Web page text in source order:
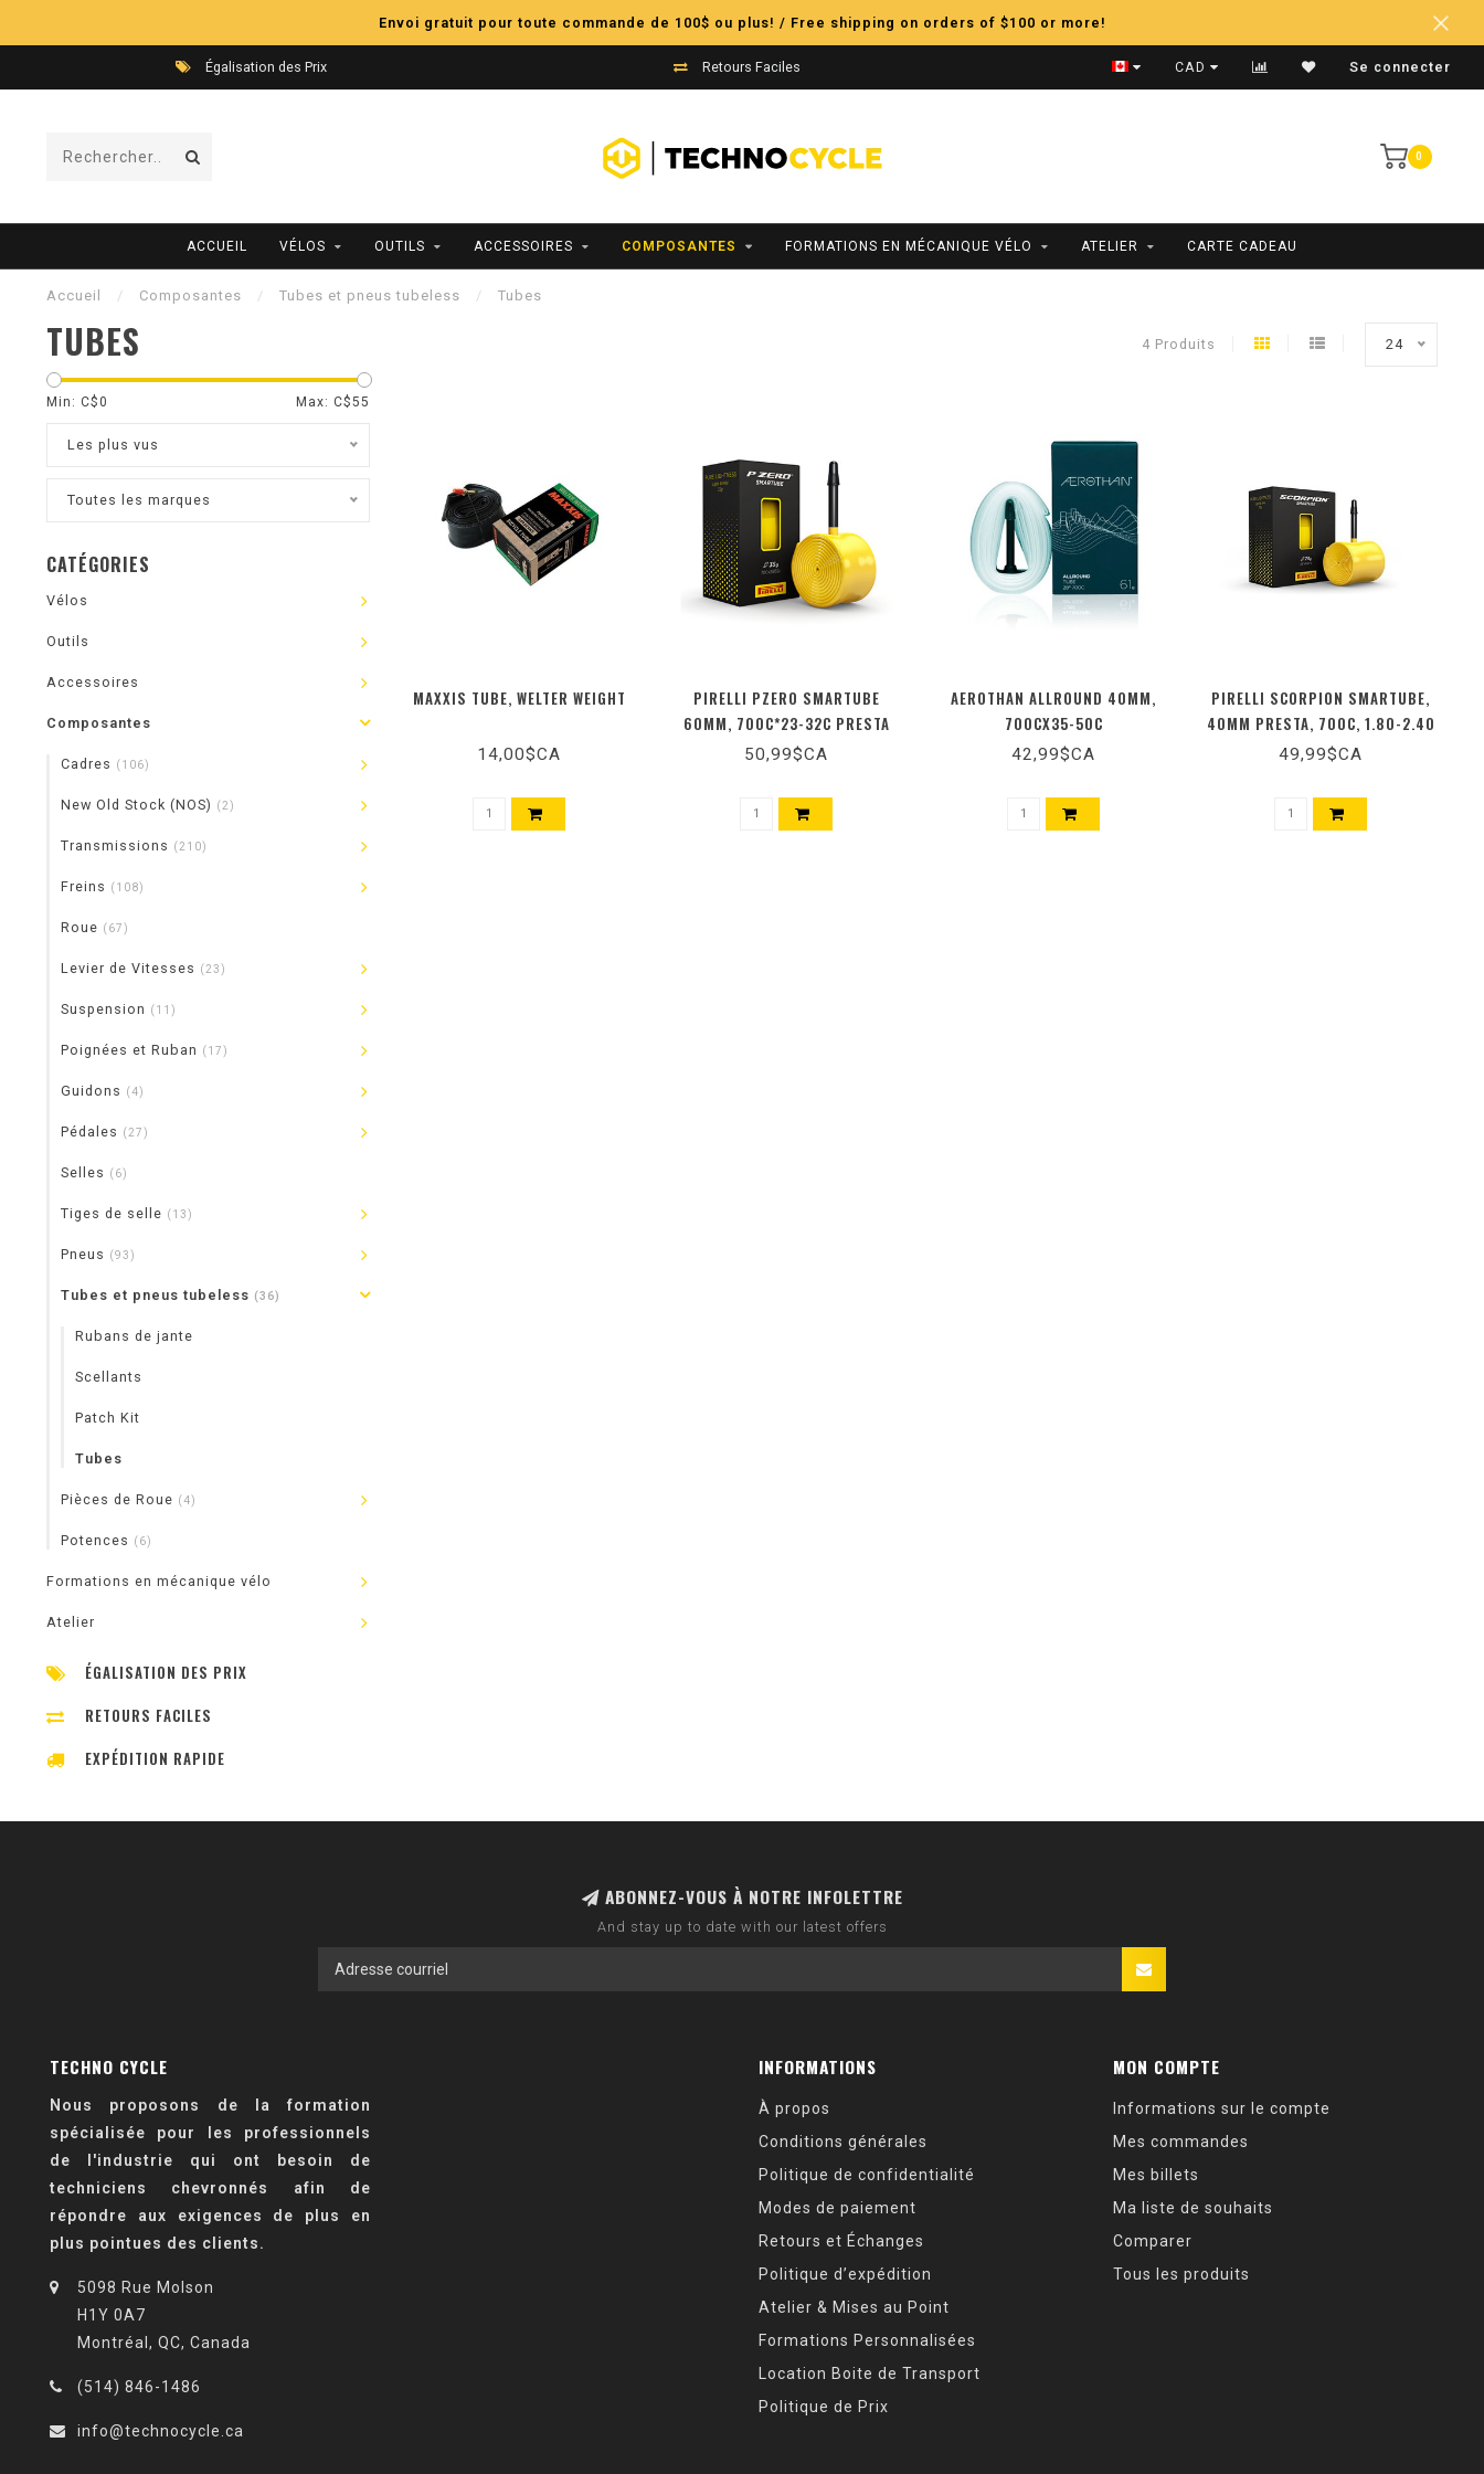
Envoi gratuit pour toute commande de 100$ ou plus! / Free shipping on orders of $100 or more!
Égalisation des Prix Retours Faciles Expédition Rapide
CAD Se connecter
0
ACCUEIL VÉLOS OUTILS ACCESSOIRES COMPOSANTES FORMATIONS EN MÉCANIQUE VÉLO ATELIER CARTE CADEAU
Accueil / Composantes / Tubes et pneus tubeless / Tubes
TUBES 4 Produits 24
Min: C$0 Max: C$55
Les plus vus
Toutes les marques
CATÉGORIES
Vélos
Outils
Accessoires
Composantes
Cadres (106)
New Old Stock (NOS) (2)
Transmissions (210)
Freins (108)
Roue (67)
Levier de Vitesses (23)
Suspension (11)
Poignées et Ruban (17)
Guidons (4)
Pédales (27)
Selles (6)
Tiges de selle (13)
Pneus (93)
Tubes et pneus tubeless (36)
Rubans de jante
Scellants
Patch Kit
Tubes
Pièces de Roue (4)
Potences (6)
Formations en mécanique vélo
Atelier
ÉGALISATION DES PRIX
RETOURS FACILES
EXPÉDITION RAPIDE
MAXXIS TUBE, WELTER WEIGHT
14,00$CA
PIRELLI PZERO SMARTUBE
60MM, 700C*23-32C PRESTA
50,99$CA
AEROTHAN ALLROUND 40MM,
700CX35-50C
42,99$CA
PIRELLI SCORPION SMARTUBE,
40MM PRESTA, 700C, 1.80-2.40
49,99$CA
ABONNEZ-VOUS À NOTRE INFOLETTRE
And stay up to date with our latest offers
TECHNO CYCLE
Nous proposons de la formation
spécialisée pour les professionnels
de l'industrie qui ont besoin de
techniciens chevronnés afin de
répondre aux exigences de plus en
plus pointues des clients.
5098 Rue Molson
H1Y 0A7
Montréal, QC, Canada
(514) 846-1486
info@technocycle.ca
INFORMATIONS
À propos
Conditions générales
Politique de confidentialité
Modes de paiement
Retours et Échanges
Politique d’expédition
Atelier & Mises au Point
Formations Personnalisées
Location Boite de Transport
Politique de Prix
MON COMPTE
Informations sur le compte
Mes commandes
Mes billets
Ma liste de souhaits
Comparer
Tous les produits